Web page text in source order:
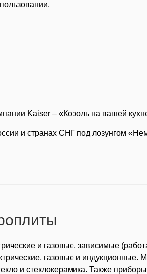
Kaiser – «Король на вашей
и странах СНГ под лозунгом
и газовые, зависимые
газовые и
и стеклокерамика. Также